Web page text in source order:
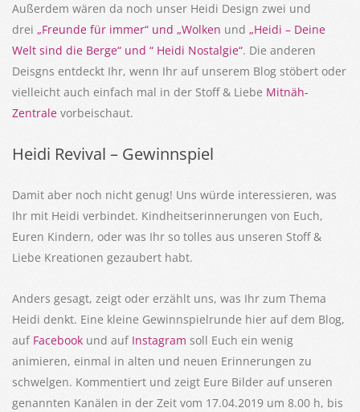
Außerdem wären da noch unser Heidi Design zwei und
drei „Freunde für immer“ und „Wolken und „Heidi – Deine
Welt sind die Berge“ und “ Heidi Nostalgie“. Die anderen
Deisgns entdeckt Ihr, wenn Ihr auf unserem Blog stöbert oder
vielleicht auch einfach mal in der Stoff & Liebe Mitnäh-
Zentrale vorbeischaut.
Heidi Revival – Gewinnspiel
Damit aber noch nicht genug! Uns würde interessieren, was
Ihr mit Heidi verbindet. Kindheitserinnerungen von Euch,
Euren Kindern, oder was Ihr so tolles aus unseren Stoff &
Liebe Kreationen gezaubert habt.
Anders gesagt, zeigt oder erzählt uns, was Ihr zum Thema
Heidi denkt. Eine kleine Gewinnspielrunde hier auf dem Blog,
auf Facebook und auf Instagram soll Euch ein wenig
animieren, einmal in alten und neuen Erinnerungen zu
schwelgen. Kommentiert und zeigt Eure Bilder auf unseren
genannten Kanälen in der Zeit vom 17.04.2019 um 8.00 h, bis